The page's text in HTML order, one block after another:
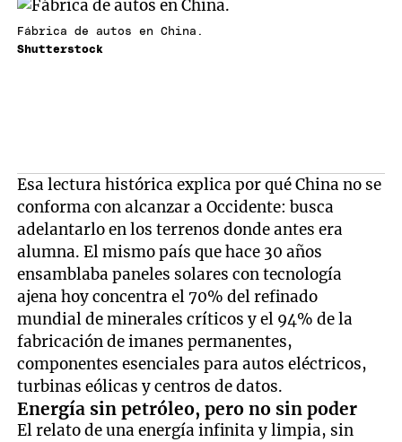
Fábrica de autos en China.
Shutterstock
Esa lectura histórica explica por qué China no se
conforma con alcanzar a Occidente: busca
adelantarlo en los terrenos donde antes era
alumna. El mismo país que hace 30 años
ensamblaba paneles solares con tecnología
ajena hoy concentra el 70% del refinado
mundial de minerales críticos y el 94% de la
fabricación de imanes permanentes,
componentes esenciales para autos eléctricos,
turbinas eólicas y centros de datos.
Energía sin petróleo, pero no sin poder
El relato de una energía infinita y limpia, sin